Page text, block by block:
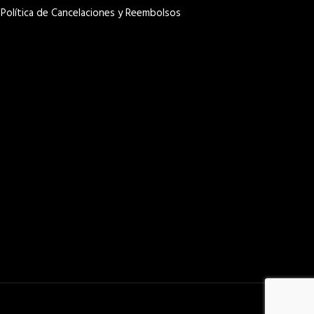
Política de Cancelaciones y Reembolsos